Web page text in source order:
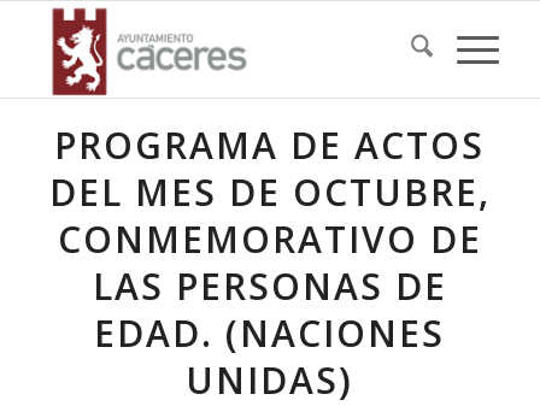
PROGRAMA DE ACTOS
DEL MES DE OCTUBRE,
CONMEMORATIVO DE
LAS PERSONAS DE
EDAD. (NACIONES
UNIDAS)